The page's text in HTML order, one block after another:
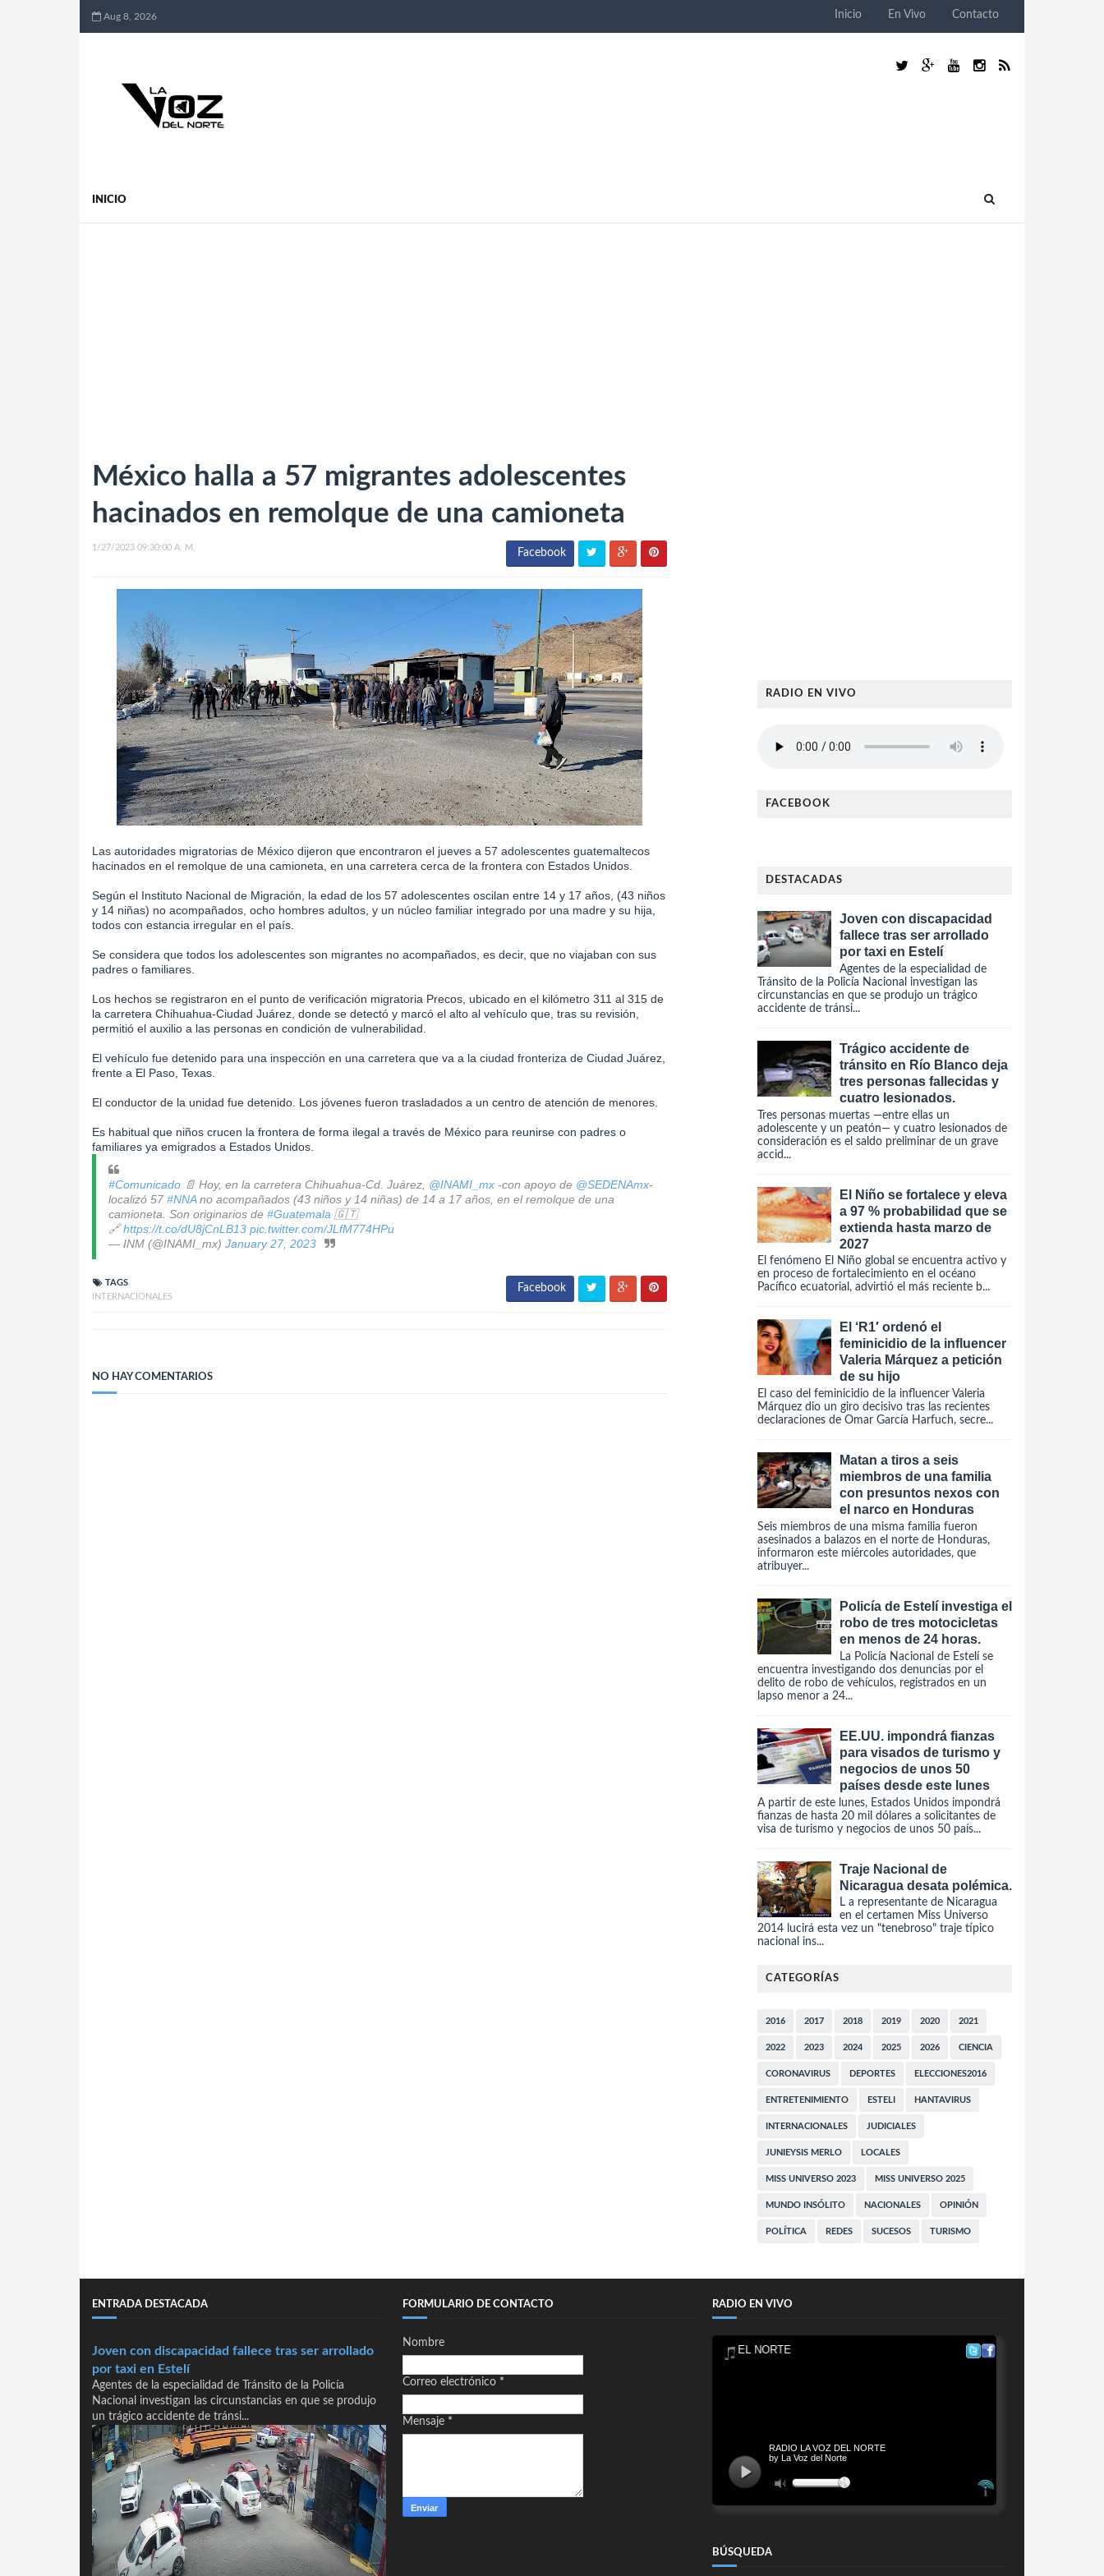
Aug 8, 2026 Inicio En Vivo Contacto
INICIO
México halla a 57 migrantes adolescentes
hacinados en remolque de una camioneta
1/27/2023 09:30:00 A. M. Facebook
Las autoridades migratorias de México dijeron que encontraron el jueves a 57 adolescentes guatemaltecos
hacinados en el remolque de una camioneta, en una carretera cerca de la frontera con Estados Unidos.
Según el Instituto Nacional de Migración, la edad de los 57 adolescentes oscilan entre 14 y 17 años, (43 niños
y 14 niñas) no acompañados, ocho hombres adultos, y un núcleo familiar integrado por una madre y su hija,
todos con estancia irregular en el país.
Se considera que todos los adolescentes son migrantes no acompañados, es decir, que no viajaban con sus
padres o familiares.
Los hechos se registraron en el punto de verificación migratoria Precos, ubicado en el kilómetro 311 al 315 de
la carretera Chihuahua-Ciudad Juárez, donde se detectó y marcó el alto al vehículo que, tras su revisión,
permitió el auxilio a las personas en condición de vulnerabilidad.
El vehículo fue detenido para una inspección en una carretera que va a la ciudad fronteriza de Ciudad Juárez,
frente a El Paso, Texas.
El conductor de la unidad fue detenido. Los jóvenes fueron trasladados a un centro de atención de menores.
Es habitual que niños crucen la frontera de forma ilegal a través de México para reunirse con padres o
familiares ya emigrados a Estados Unidos.
#Comunicado 📄 Hoy, en la carretera Chihuahua-Cd. Juárez, @INAMI_mx -con apoyo de @SEDENAmx-
localizó 57 #NNAno acompañados (43 niños y 14 niñas) de 14 a 17 años, en el remolque de una
camioneta. Son originarios de #Guatemala 🇬🇹
🔗https://t.co/dU8jCnLB13 pic.twitter.com/JLfM774HPu
— INM (@INAMI_mx) January 27, 2023
TAGS
INTERNACIONALES
Facebook
NO HAY COMENTARIOS
RADIO EN VIVO
FACEBOOK
DESTACADAS
Joven con discapacidad
fallece tras ser arrollado
por taxi en Estelí
Agentes de la especialidad de
Tránsito de la Policía Nacional investigan las
circunstancias en que se produjo un trágico
accidente de tránsi...
Trágico accidente de
tránsito en Río Blanco deja
tres personas fallecidas y
cuatro lesionados.
Tres personas muertas —entre ellas un
adolescente y un peatón— y cuatro lesionados de
consideración es el saldo preliminar de un grave
accid...
El Niño se fortalece y eleva
a 97 % probabilidad que se
extienda hasta marzo de
2027
El fenómeno El Niño global se encuentra activo y
en proceso de fortalecimiento en el océano
Pacífico ecuatorial, advirtió el más reciente b...
El ‘R1′ ordenó el
feminicidio de la influencer
Valeria Márquez a petición
de su hijo
El caso del feminicidio de la influencer Valeria
Márquez dio un giro decisivo tras las recientes
declaraciones de Omar García Harfuch, secre...
Matan a tiros a seis
miembros de una familia
con presuntos nexos con
el narco en Honduras
Seis miembros de una misma familia fueron
asesinados a balazos en el norte de Honduras,
informaron este miércoles autoridades, que
atribuyer...
Policía de Estelí investiga el
robo de tres motocicletas
en menos de 24 horas.
La Policía Nacional de Estelí se
encuentra investigando dos denuncias por el
delito de robo de vehículos, registrados en un
lapso menor a 24...
EE.UU. impondrá fianzas
para visados de turismo y
negocios de unos 50
países desde este lunes
A partir de este lunes, Estados Unidos impondrá
fianzas de hasta 20 mil dólares a solicitantes de
visa de turismo y negocios de unos 50 país...
Traje Nacional de
Nicaragua desata polémica.
L a representante de Nicaragua
en el certamen Miss Universo
2014 lucirá esta vez un "tenebroso" traje típico
nacional ins...
CATEGORÍAS
2016 2017 2018 2019 2020 2021
2022 2023 2024 2025 2026 CIENCIA
CORONAVIRUS DEPORTES ELECCIONES2016
ENTRETENIMIENTO ESTELI HANTAVIRUS
INTERNACIONALES JUDICIALES
JUNIEYSIS MERLO LOCALES
MISS UNIVERSO 2023 MISS UNIVERSO 2025
MUNDO INSÓLITO NACIONALES OPINIÓN
POLÍTICA REDES SUCESOS TURISMO
ENTRADA DESTACADA
Joven con discapacidad fallece tras ser arrollado
por taxi en Estelí
Agentes de la especialidad de Tránsito de la Policía
Nacional investigan las circunstancias en que se produjo
un trágico accidente de tránsi...
FORMULARIO DE CONTACTO
Nombre
Correo electrónico *
Mensaje *
RADIO EN VIVO
BÚSQUEDA